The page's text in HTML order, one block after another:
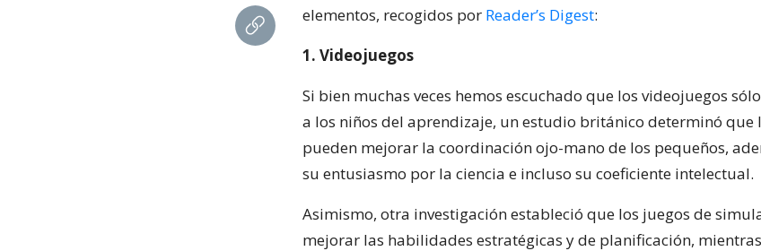
elementos, recogidos por Reader’s Digest:
1. Videojuegos
Si bien muchas veces hemos escuchado que los videojuegos
a los niños del aprendizaje, un estudio británico determinó que
pueden mejorar la coordinación ojo-mano de los pequeños,
su entusiasmo por la ciencia e incluso su coeficiente intelectual.
Asimismo, otra investigación estableció que los juegos de
mejorar las habilidades estratégicas y de planificación,